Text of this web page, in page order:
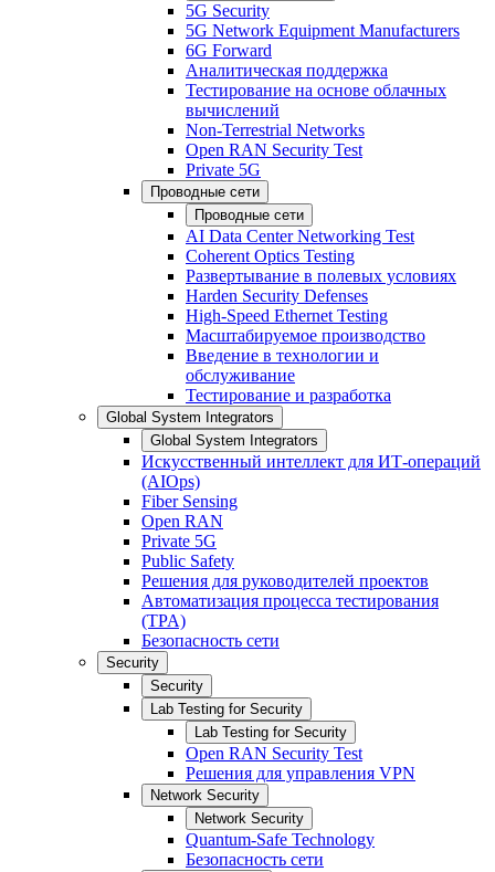
5G Security
5G Network Equipment Manufacturers
6G Forward
Аналитическая поддержка
Тестирование на основе облачных
вычислений
Non-Terrestrial Networks
Open RAN Security Test
Private 5G
Проводные сети
Проводные сети
AI Data Center Networking Test
Coherent Optics Testing
Развертывание в полевых условиях
Harden Security Defenses
High-Speed Ethernet Testing
Масштабируемое производство
Введение в технологии и
обслуживание
Тестирование и разработка
Global System Integrators
Global System Integrators
Искусственный интеллект для ИТ-операций
(AIOps)
Fiber Sensing
Open RAN
Private 5G
Public Safety
Решения для руководителей проектов
Автоматизация процесса тестирования
(TPA)
Безопасность сети
Security
Security
Lab Testing for Security
Lab Testing for Security
Open RAN Security Test
Решения для управления VPN
Network Security
Network Security
Quantum-Safe Technology
Безопасность сети